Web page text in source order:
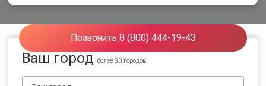
Позвонить 8 (800) 444-19-43
Ваш городболее 80 городов